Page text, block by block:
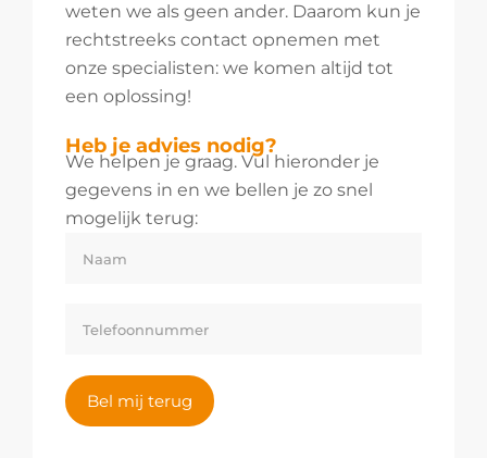
weten we als geen ander. Daarom kun je
rechtstreeks contact opnemen met
onze specialisten: we komen altijd tot
een oplossing!
Heb je advies nodig?
We helpen je graag. Vul hieronder je
gegevens in en we bellen je zo snel
mogelijk terug:
Bel mij terug